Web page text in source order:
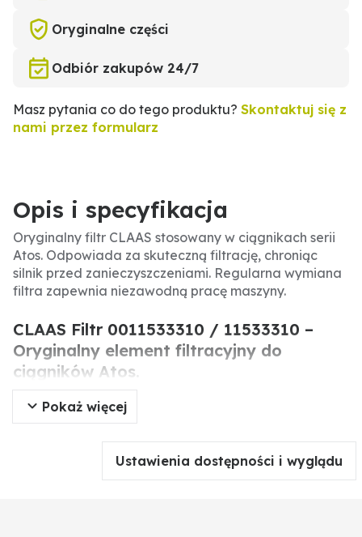
Oryginalne części
Odbiór zakupów 24/7
Masz pytania co do tego produktu? Skontaktuj się z
nami przez formularz
Opis i specyfikacja
Oryginalny filtr CLAAS stosowany w ciągnikach serii
Atos. Odpowiada za skuteczną filtrację, chroniąc
silnik przed zanieczyszczeniami. Regularna wymiana
filtra zapewnia niezawodną pracę maszyny.
CLAAS Filtr 0011533310 / 11533310 –
Oryginalny element filtracyjny do
ciągników Atos.
Oryginalny filtr CLAAS to precyzyjnie wykonany
element układu filtracyjnego, dedykowany do
ciągników serii Atos. Jego zadaniem jest skuteczne
usuwanie zanieczyszczeń z oleju, paliwa lub
powietrza, co zapewnia optymalną pracę silnika i
Pokaż więcej
Ustawienia dostępności i wyglądu